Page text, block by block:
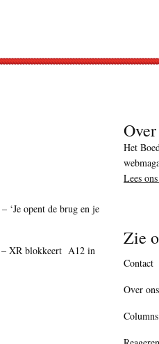
‘Je opent de brug en je
– XR blokkeert A12 in
Het
Lees
Zie
Contact
Over ons
Columns